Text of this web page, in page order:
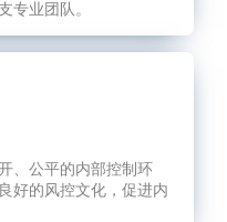
专业团队。
、公平的内部控制环
好的风控文化，促进内